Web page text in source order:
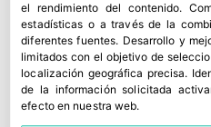
HM.Clause se prepara para la
27 julio, 2026
el rendimiento del contenido.
estadísticas o a través de la
diferentes fuentes. Desarrollo y
limitados con el objetivo de
localización geográfica precisa.
de la información solicitada
efecto en nuestra web.